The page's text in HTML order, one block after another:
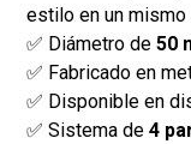
estilo en un mismo
✅ Diámetro de50
✅ Fabricado en
✅ Disponible en
✅ Sistema de4